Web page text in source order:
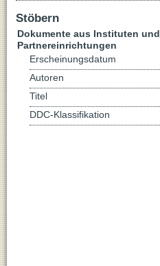
Stöbern
Dokumente aus Instituten und
Partnereinrichtungen
Erscheinungsdatum
Autoren
Titel
DDC-Klassifikation